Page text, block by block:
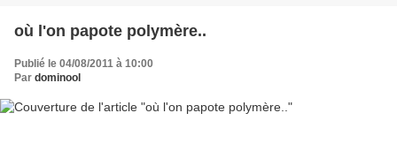
où l'on papote polymère..
Publié le 04/08/2011 à 10:00
Par dominool